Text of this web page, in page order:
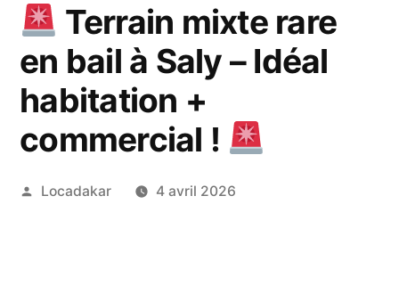
Terrain mixte rare
en bail à Saly – Idéal
habitation +
commercial !
Publié
Locadakar 4 avril 2026